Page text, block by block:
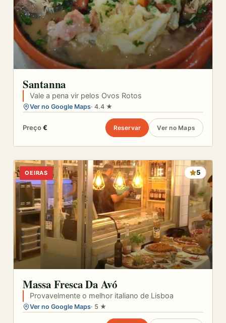
Santanna
Vale a pena vir pelos Ovos Rotos
Ver no Google Maps· 4.4 ★
Preço€ Reservar Ver no Maps
OEIRAS 5
Massa Fresca Da Avó
Provavelmente o melhor italiano de Lisboa
Ver no Google Maps· 5 ★